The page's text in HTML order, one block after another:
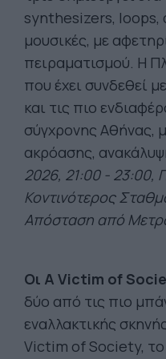
synthesizers, loops,
μουσικές, με
πειραματισμού. Η
που έχει συνδεθεί
και τις πιο
σύγχρονης Αθήνας,
ακρόασης,
2026, 21:00 - 23:00,
Κοντινότερος
Απόσταση από
Οι A Victim of
δύο από τις πιο
εναλλακτικής
Victim of Society,